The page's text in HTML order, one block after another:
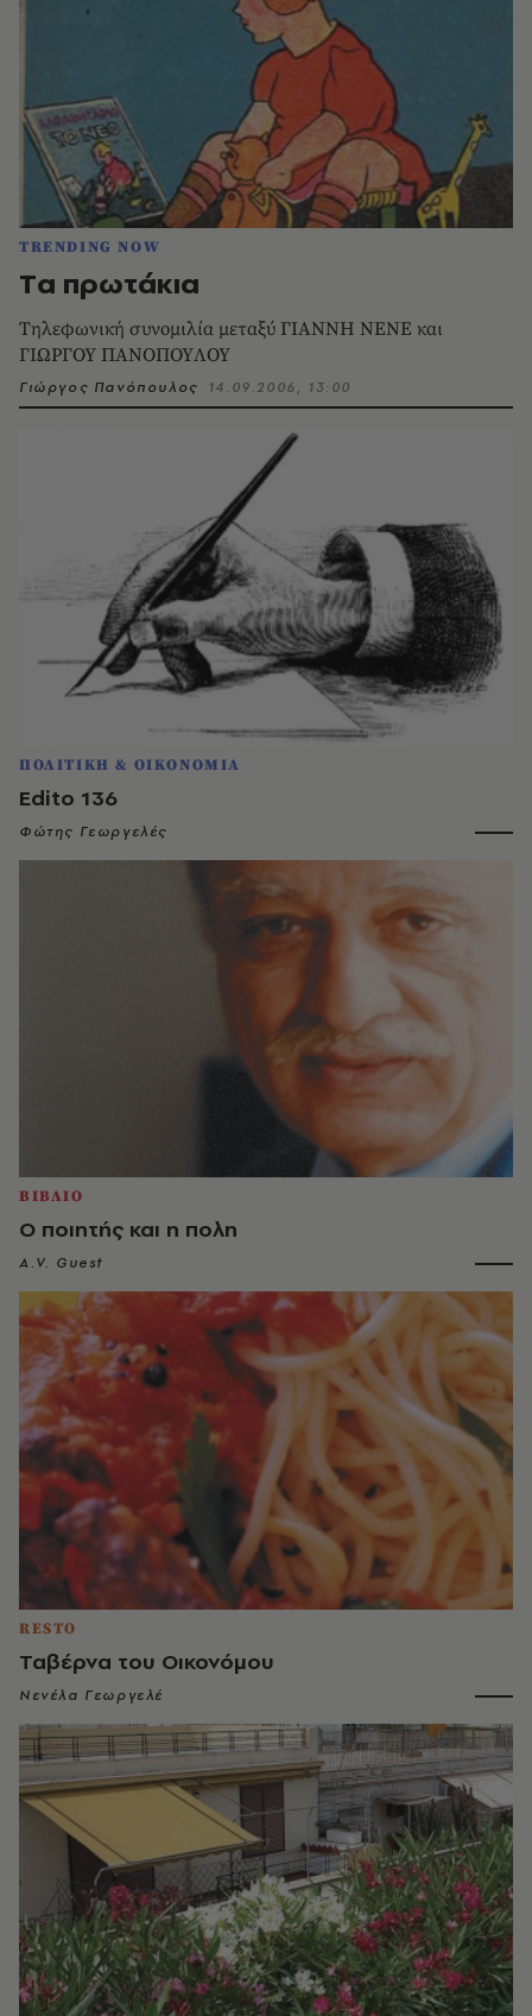
ΠΟΛΙΤΙΚΗ & ΟΙΚΟΝΟΜΙΑ
Edito 136
Φώτης Γεωργελές
ΒΙΒΛΙΟ
Ο ποιητής και η πολη
A.V. Guest
RESTO
Ταβέρνα του Οικονόμου
Νενέλα Γεωργελέ
TRENDING NOW
Tα πρωτάκια
Tηλεφωνική συνομιλία μεταξύ ΓIANNH NENE και
ΓIΩPΓOY ΠANOΠOYΛOY
Γιώργος Πανόπουλος 14.09.2006, 13:00